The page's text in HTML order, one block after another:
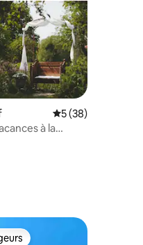
Note moyenne de
5 (38)
à la